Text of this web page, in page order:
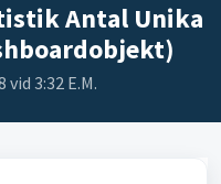
Antal Unika
vid 3:32 E.M.